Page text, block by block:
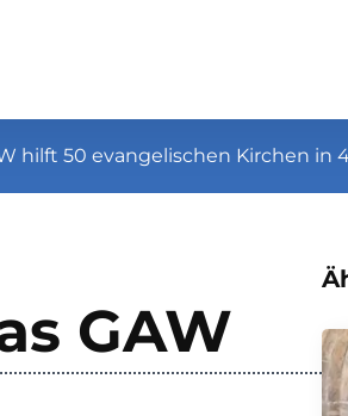
hilft 50 evangelischen Kirchen in
GAW